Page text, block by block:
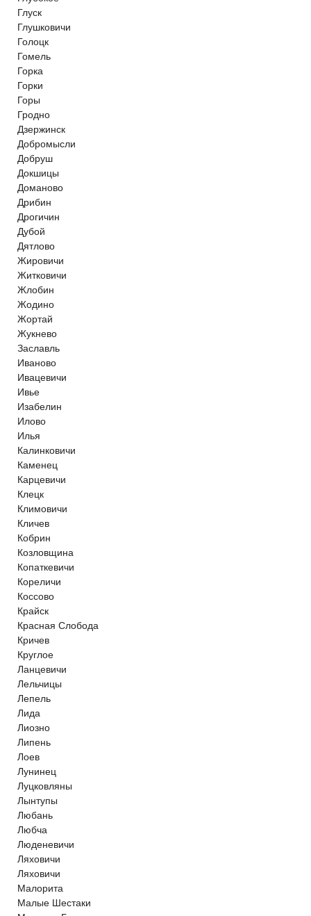
Глуск
Глушковичи
Голоцк
Гомель
Горка
Горки
Горы
Гродно
Дзержинск
Добромысли
Добруш
Докшицы
Доманово
Дрибин
Дрогичин
Дубой
Дятлово
Жировичи
Житковичи
Жлобин
Жодино
Жортай
Жукнево
Заславль
Иваново
Ивацевичи
Ивье
Изабелин
Илово
Илья
Калинковичи
Каменец
Карцевичи
Клецк
Климовичи
Кличев
Кобрин
Козловщина
Копаткевичи
Кореличи
Коссово
Крайск
Красная Слобода
Кричев
Круглое
Ланцевичи
Лельчицы
Лепель
Лида
Лиозно
Липень
Лоев
Лунинец
Луцковляны
Лынтупы
Любань
Любча
Люденевичи
Ляховичи
Ляховичи
Малорита
Малые Шестаки